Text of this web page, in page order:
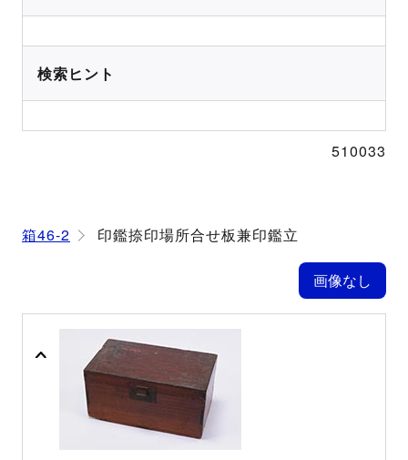
検索ヒント
510033
箱46-2 印鑑捺印場所合せ板兼印鑑立